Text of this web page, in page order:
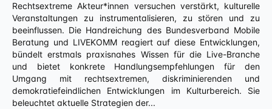
Rechtsextreme Akteur*innen versuchen verstärkt, kulturelle
Veranstaltungen zu instrumentalisieren, zu stören und zu
beeinflussen. Die Handreichung des Bundesverband Mobile
Beratung und LIVEKOMM reagiert auf diese Entwicklungen,
bündelt erstmals praxisnahes Wissen für die Live-Branche
und bietet konkrete Handlungsempfehlungen für den
Umgang mit rechtsextremen, diskriminierenden und
demokratiefeindlichen Entwicklungen im Kulturbereich. Sie
beleuchtet aktuelle Strategien der...